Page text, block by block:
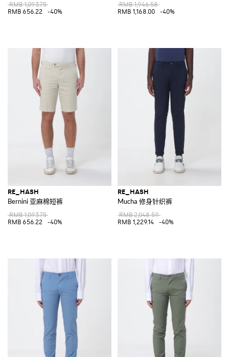
RMB 1,093.75
RMB 656.22
-40%
RMB 1,946.58
RMB 1,168.00
-40%
RE_HASH
Bernini 亚麻棉短裤
RMB 1,093.75
RMB 656.22
-40%
RE_HASH
Mucha 修身针织裤
RMB 2,048.59
RMB 1,229.14
-40%